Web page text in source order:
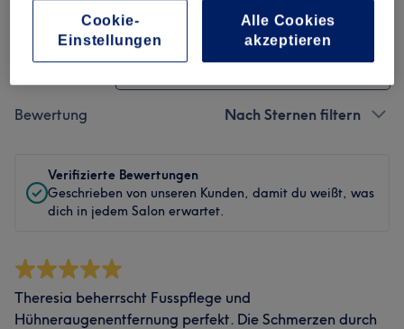
Bewertungen filtern
Behandlung Alle Bewertungen
Bewertung Nach Sternen filtern
Verifizierte Bewertungen
Geschrieben von unseren Kunden, damit du weißt, was
dich in jedem Salon erwartet.
Theresia beherrscht Fusspflege und
Hühneraugenentfernung perfekt. Die Schmerzen durch
Alle Cookies
akzeptieren
Cookie-
Einstellungen